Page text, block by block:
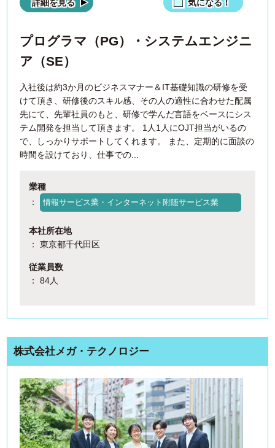
詳細を見る 気になる！
プログラマ（PG）・システムエンジニ
ア（SE）
入社後は約3か月のビジネスマナー＆IT基礎知識の研修を受
けて頂き、研修後のスキル感、その人の適性に合わせた配属
先にて、先輩社員のもと、研修で学んだ言語をベースにシス
テム開発を担当して頂きます。 1人1人にOJT担当がいるの
で、しっかりサポートしてくれます。 また、定期的に面談の
時間を設けており、仕事での...
業種
：
情報サービス業・インターネット附随サービス業
本社所在地
： 東京都千代田区
従業員数
： 84人
株式会社メガ・テクノロジー